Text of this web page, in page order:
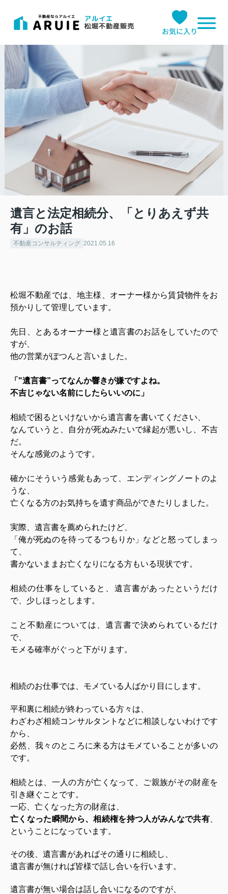
お気に入り
遺言と法定相続分、「とりあえず共
有」のお話
不動産コンサルティング 2021.05.16
松堀不動産では、地主様、オーナー様から賃貸物件をお
預かりして管理しています。
先日、とあるオーナー様と遺言書のお話をしていたので
すが、
他の営業がぽつんと言いました。
「"遺言書”ってなんか響きが嫌ですよね。
不吉じゃない名前にしたらいいのに」
相続で困るといけないから遺言書を書いてください、
なんていうと、自分が死ぬみたいで縁起が悪いし、不吉
だ。
そんな感覚のようです。
確かにそういう感覚もあって、エンディングノートのよ
うな、
亡くなる方のお気持ちを遺す商品ができたりしました。
実際、遺言書を薦められたけど、
「俺が死ぬのを待ってるつもりか」などと怒ってしまっ
て、
書かないままお亡くなりになる方もいる現状です。
相続の仕事をしていると、遺言書があったというだけ
で、少しほっとします。
こと不動産については、遺言書で決められているだけ
で、
モメる確率がぐっと下がります。
相続のお仕事では、モメている人ばかり目にします。
平和裏に相続が終わっている方々は、
わざわざ相続コンサルタントなどに相談しないわけです
から、
必然、我々のところに来る方はモメていることが多いの
です。
相続とは、一人の方が亡くなって、ご親族がその財産を
引き継ぐことです。
一応、亡くなった方の財産は、
亡くなった瞬間から、相続権を持つ人がみんなで共有
ということになっています。
その後、遺言書があればその通りに相続し、
遺言書が無ければ皆様で話し合いを行います。
遺言書が無い場合は話し合いになるのですが、